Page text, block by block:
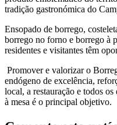
tradição gastronómica do
Ensopado de borrego,
borrego no forno e borrego à
residentes e visitantes têm
Promover e valorizar o
endógeno de excelência,
local, a restauração e todos
à mesa é o principal objetivo.